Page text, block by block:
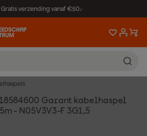
Gratis verzending vanaf €50,-
Garant kabelhaspel
- N05V3V3-F 3G1,5